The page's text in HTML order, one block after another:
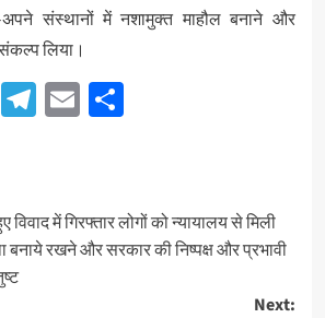
अपने संस्थानों में नशामुक्त माहौल बनाने और
लिया।
Telegram
EmailShare
विवाद में गिरफ्तार लोगों को न्यायालय से मिली
रखने और सरकार की निष्पक्ष और प्रभावी
Next: